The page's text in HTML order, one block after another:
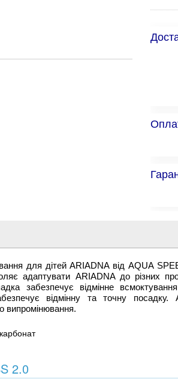
для дітей ARIADNA від AQUA
адаптувати ARIADNA до
забезпечує відмінне
відмінну та точну
випромінювання.